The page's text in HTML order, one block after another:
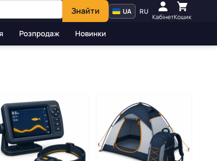
Знайти UA RU
КабінетКошик
Розпродаж Новинки
Float